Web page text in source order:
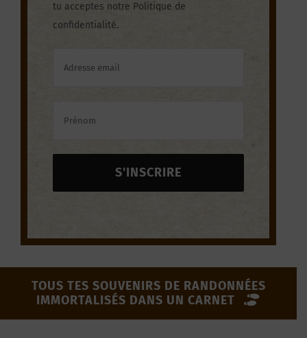
tu acceptes notre Politique de
confidentialité.
TOUS TES SOUVENIRS DE RANDONNÉES
IMMORTALISÉS DANS UN CARNET